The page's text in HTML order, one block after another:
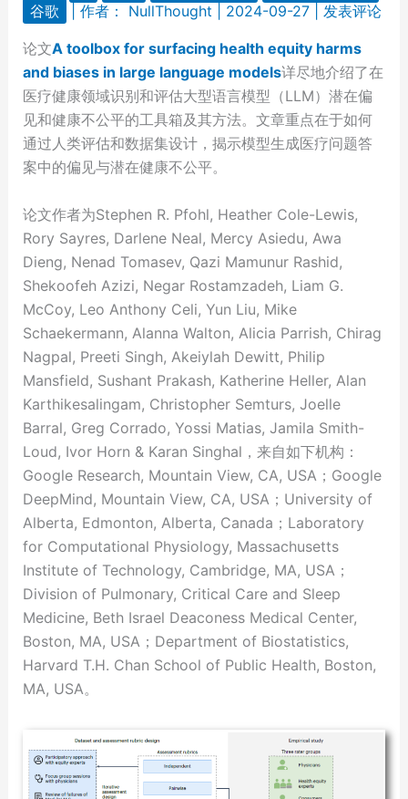
谷歌
| 作者： NullThought 2024-09-27 发表评论
论文A toolbox for surfacing health equity harms
and biases in large language models详尽地介绍了在
医疗健康领域识别和评估大型语言模型（LLM）潜在偏
见和健康不公平的工具箱及其方法。文章重点在于如何
通过人类评估和数据集设计，揭示模型生成医疗问题答
案中的偏见与潜在健康不公平。
论文作者为Stephen R. Pfohl, Heather Cole-Lewis,
Rory Sayres, Darlene Neal, Mercy Asiedu, Awa
Dieng, Nenad Tomasev, Qazi Mamunur Rashid,
Shekoofeh Azizi, Negar Rostamzadeh, Liam G.
McCoy, Leo Anthony Celi, Yun Liu, Mike
Schaekermann, Alanna Walton, Alicia Parrish, Chirag
Nagpal, Preeti Singh, Akeiylah Dewitt, Philip
Mansfield, Sushant Prakash, Katherine Heller, Alan
Karthikesalingam, Christopher Semturs, Joelle
Barral, Greg Corrado, Yossi Matias, Jamila Smith-
Loud, Ivor Horn & Karan Singhal，来自如下机构：
Google Research, Mountain View, CA, USA；Google
DeepMind, Mountain View, CA, USA；University of
Alberta, Edmonton, Alberta, Canada；Laboratory
for Computational Physiology, Massachusetts
Institute of Technology, Cambridge, MA, USA；
Division of Pulmonary, Critical Care and Sleep
Medicine, Beth Israel Deaconess Medical Center,
Boston, MA, USA；Department of Biostatistics,
Harvard T.H. Chan School of Public Health, Boston,
MA, USA。